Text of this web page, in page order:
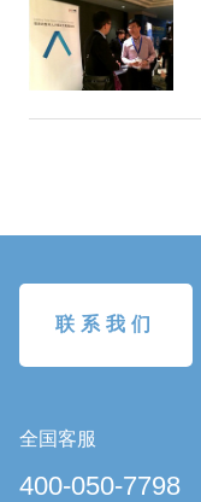
联系我们
全国客服
400-050-7798